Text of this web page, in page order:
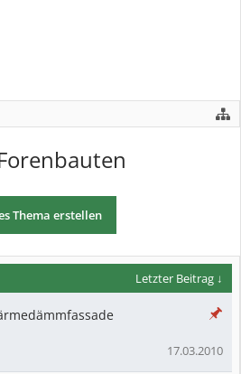
Thema erstellen
Letzter Beitrag ↓
17.03.2010